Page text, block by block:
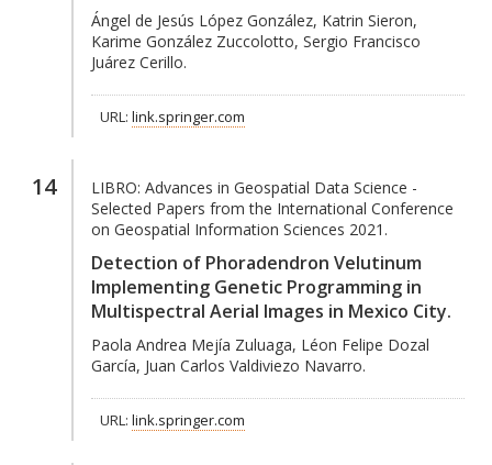
Ángel de Jesús López González, Katrin Sieron,
Karime González Zuccolotto, Sergio Francisco
Juárez Cerillo.
URL: link.springer.com
14 LIBRO: Advances in Geospatial Data Science -
Selected Papers from the International Conference
on Geospatial Information Sciences 2021.
Detection of Phoradendron Velutinum
Implementing Genetic Programming in
Multispectral Aerial Images in Mexico City.
Paola Andrea Mejía Zuluaga, Léon Felipe Dozal
García, Juan Carlos Valdiviezo Navarro.
URL: link.springer.com